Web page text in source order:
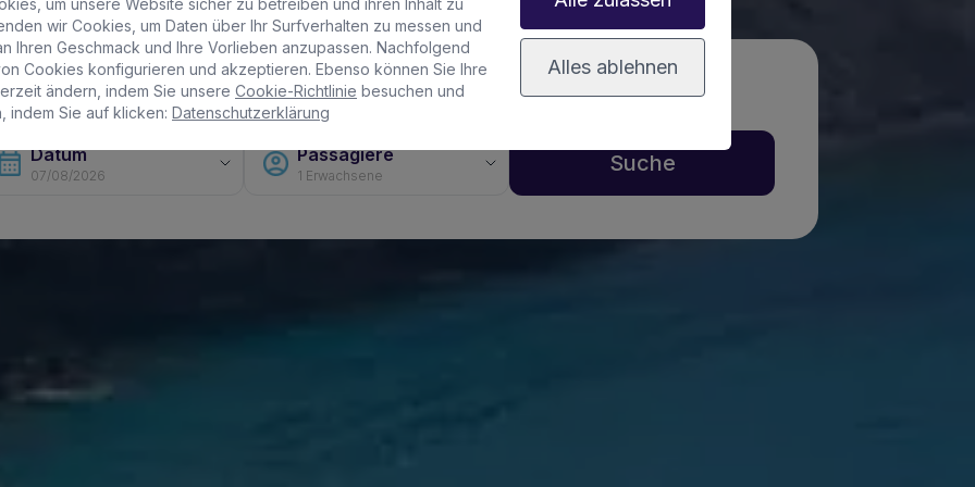
Datum Passagiere
1 Erwachsene Suche
um unsere Website sicher zu betreiben und ihren Inhalt zu
wir Cookies, um Daten über Ihr Surfverhalten zu messen und
Ihren Geschmack und Ihre Vorlieben anzupassen. Nachfolgend
Cookies konfigurieren und akzeptieren. Ebenso können Sie Ihre
ändern, indem Sie unsere Cookie-Richtlinie besuchen und
indem Sie auf klicken: Datenschutzerklärung
Alles ablehnen